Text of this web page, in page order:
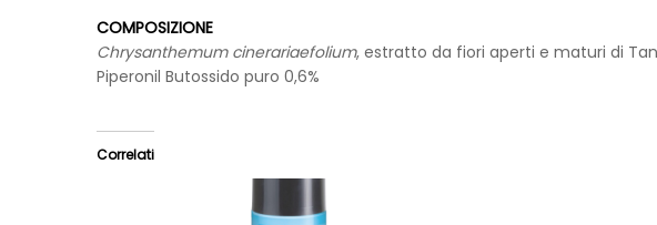
COMPOSIZIONE
Chrysanthemum cinerariaefolium, estratto da fiori aperti e maturi di
Piperonil Butossido puro 0,6%
Correlati